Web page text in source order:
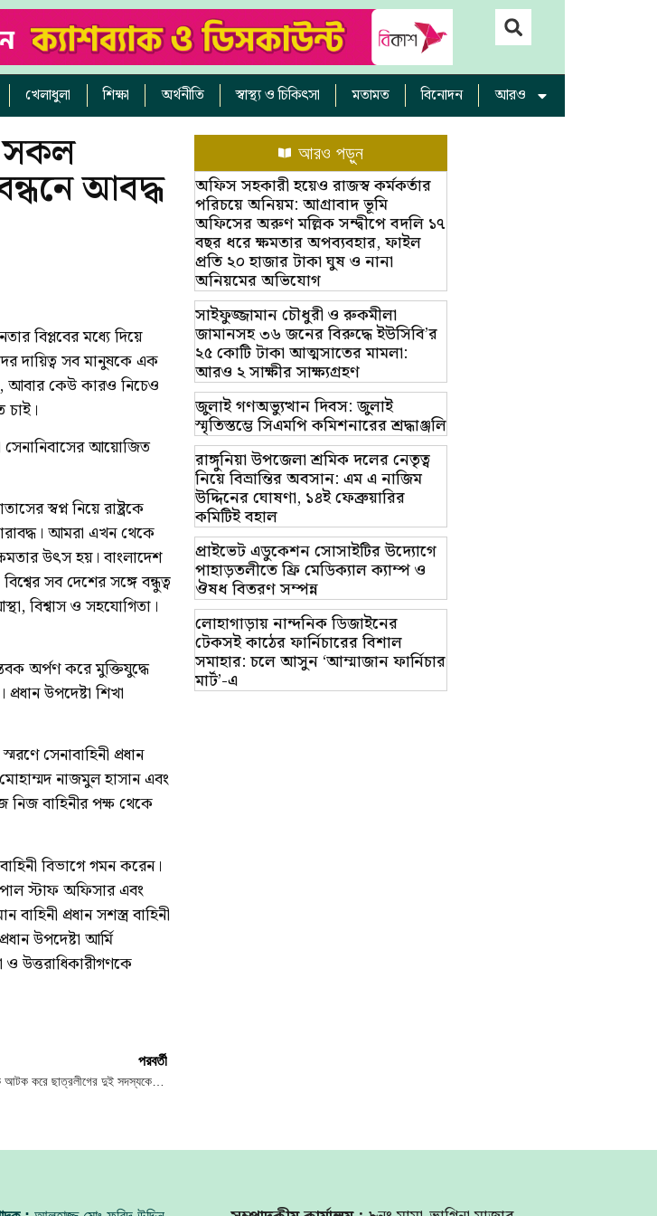
খেলাধুলা শিক্ষা অর্থনীতি স্বাস্থ্য ও চিকিৎসা মতামত বিনোদন আরও
সকল
আবদ্ধ
বিপ্লবের মধ্যে দিয়ে
দায়িত্ব সব মানুষকে এক
আবার কেউ কারও নিচেও
চাই।
সেনানিবাসের আয়োজিত
স্বপ্ন নিয়ে রাষ্ট্রকে
আমরা এখন থেকে
উৎস হয়। বাংলাদেশ
সব দেশের সঙ্গে বন্ধুত্ব
বিশ্বাস ও সহযোগিতা।
অর্পণ করে মুক্তিযুদ্ধে
উপদেষ্টা শিখা
সেনাবাহিনী প্রধান
নাজমুল হাসান এবং
নিজ বাহিনীর পক্ষ থেকে
বিভাগে গমন করেন।
স্টাফ অফিসার এবং
প্রধান সশস্ত্র বাহিনী
উপদেষ্টা আর্মি
ও উত্তরাধিকারীগণকে
পরবর্তী
চট্টগ্রামে কলেজ থেকে আটক করে ছাত্রলীগের দুই সদস্যকে পুলিশে দিলেন শিক্ষার্থীরা
আরও পড়ুন
অফিস সহকারী হয়েও রাজস্ব কর্মকর্তার
পরিচয়ে অনিয়ম: আগ্রাবাদ ভূমি
অফিসের অরুণ মল্লিক সন্দ্বীপে বদলি ১৭
বছর ধরে ক্ষমতার অপব্যবহার, ফাইল
প্রতি ২০ হাজার টাকা ঘুষ ও নানা
অনিয়মের অভিযোগ
সাইফুজ্জামান চৌধুরী ও রুকমীলা
জামানসহ ৩৬ জনের বিরুদ্ধে ইউসিবি’র
২৫ কোটি টাকা আত্মসাতের মামলা:
আরও ২ সাক্ষীর সাক্ষ্যগ্রহণ
জুলাই গণঅভ্যুত্থান দিবস: জুলাই
স্মৃতিস্তম্ভে সিএমপি কমিশনারের শ্রদ্ধাঞ্জলি
রাঙ্গুনিয়া উপজেলা শ্রমিক দলের নেতৃত্ব
নিয়ে বিভ্রান্তির অবসান: এম এ নাজিম
উদ্দিনের ঘোষণা, ১৪ই ফেব্রুয়ারির
কমিটিই বহাল
প্রাইভেট এডুকেশন সোসাইটির উদ্যোগে
পাহাড়তলীতে ফ্রি মেডিক্যাল ক্যাম্প ও
ঔষধ বিতরণ সম্পন্ন
লোহাগাড়ায় নান্দনিক ডিজাইনের
টেকসই কাঠের ফার্নিচারের বিশাল
সমাহার: চলে আসুন ‘আম্মাজান ফার্নিচার
মার্ট’-এ